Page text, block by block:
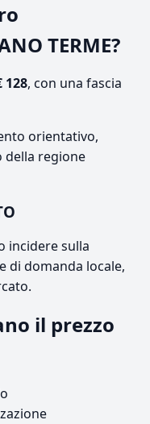
TERME?
128, con una fascia
orientativo,
della regione
incidere sulla
di domanda locale,
il prezzo